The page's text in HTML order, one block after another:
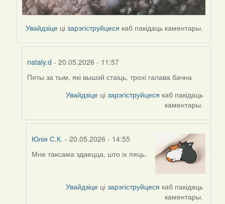
Увайдзіце цізарэгіструйцеся каб пакідаць каментары.
nataly.d - 20.05.2026 - 11:57
In
nataly.d
Пяты за тым, які вышэй стаіць, трохі галава бачна
Увайдзіце цізарэгіструйцеся каб пакідаць
каментары.
Юлія С.К. - 20.05.2026 - 14:55
In
Мне таксама здаецца, што іх пяць.
Увайдзіце цізарэгіструйцеся каб пакідаць
каментары.